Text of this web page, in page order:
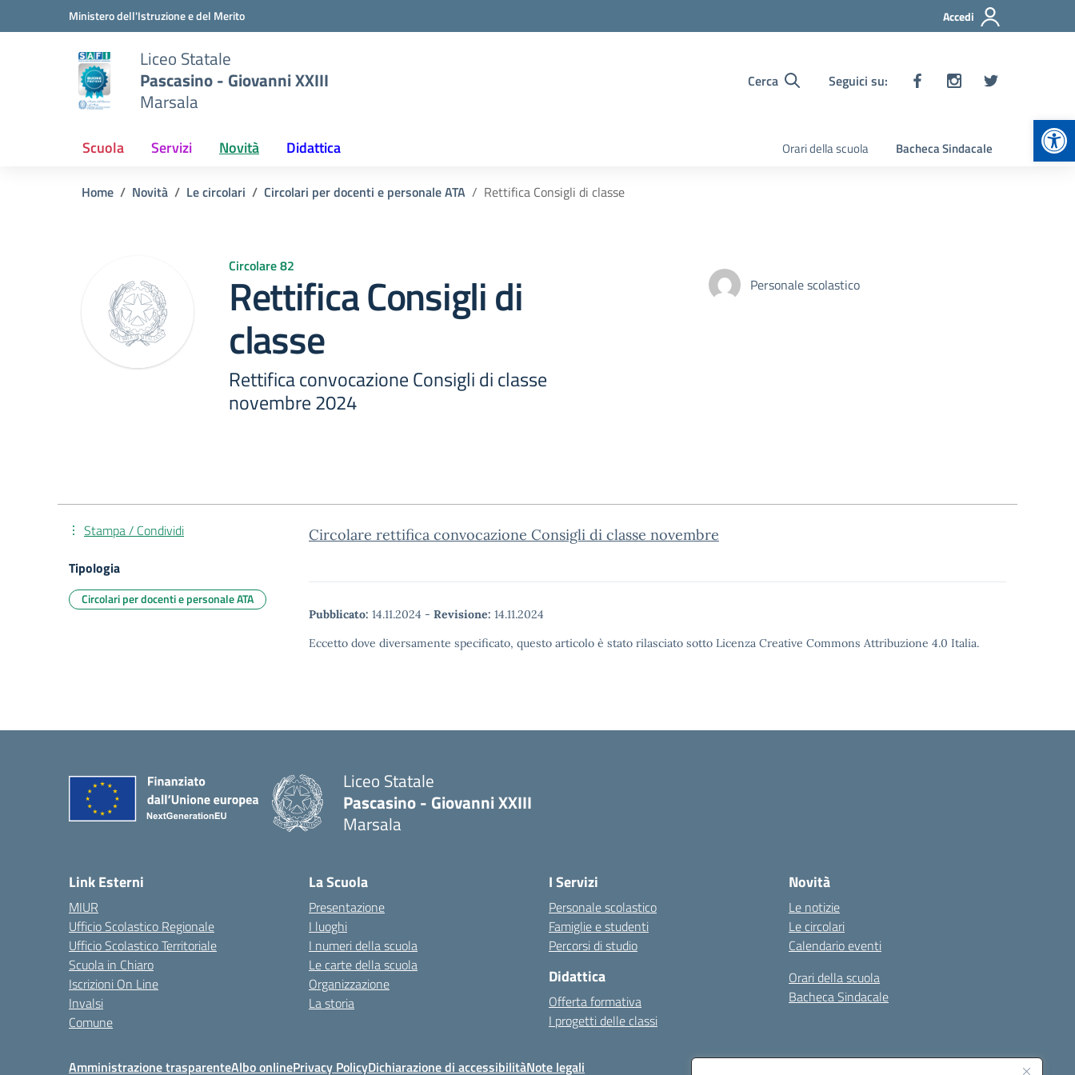
Vai ai contenuti
Vai al menu di navigazioneMinistero dell'Istruzione e del Merito Accedi
Liceo Statale
Pascasino - Giovanni XXIII
Marsala
Cerca Seguici su:
Scuola Servizi Novità Didattica Orari della scuola Bacheca Sindacale
Home Novità Le circolari Circolari per docenti e personale ATA Rettifica Consigli di classe
Circolare 82
Rettifica Consigli di
classe
Rettifica convocazione Consigli di classe
novembre 2024
Personale scolastico
Circolare rettifica convocazione Consigli di classe novembre
Pubblicato: 14.11.2024 - Revisione: 14.11.2024
Eccetto dove diversamente specificato, questo articolo è stato rilasciato sotto Licenza Creative Commons Attribuzione 4.0 Italia.
Stampa / Condividi
Tipologia
Circolari per docenti e personale ATA
Liceo Statale
Pascasino - Giovanni XXIII
Marsala
Link Esterni
MIUR
Ufficio Scolastico Regionale
Ufficio Scolastico Territoriale
Scuola in Chiaro
Iscrizioni On Line
Invalsi
Comune
La Scuola
Presentazione
I luoghi
I numeri della scuola
Le carte della scuola
Organizzazione
La storia
I Servizi
Personale scolastico
Famiglie e studenti
Percorsi di studio
Didattica
Offerta formativa
I progetti delle classi
Novità
Le notizie
Le circolari
Calendario eventi
Orari della scuola
Bacheca Sindacale
Amministrazione trasparenteAlbo onlinePrivacy PolicyDichiarazione di accessibilitàNote legali